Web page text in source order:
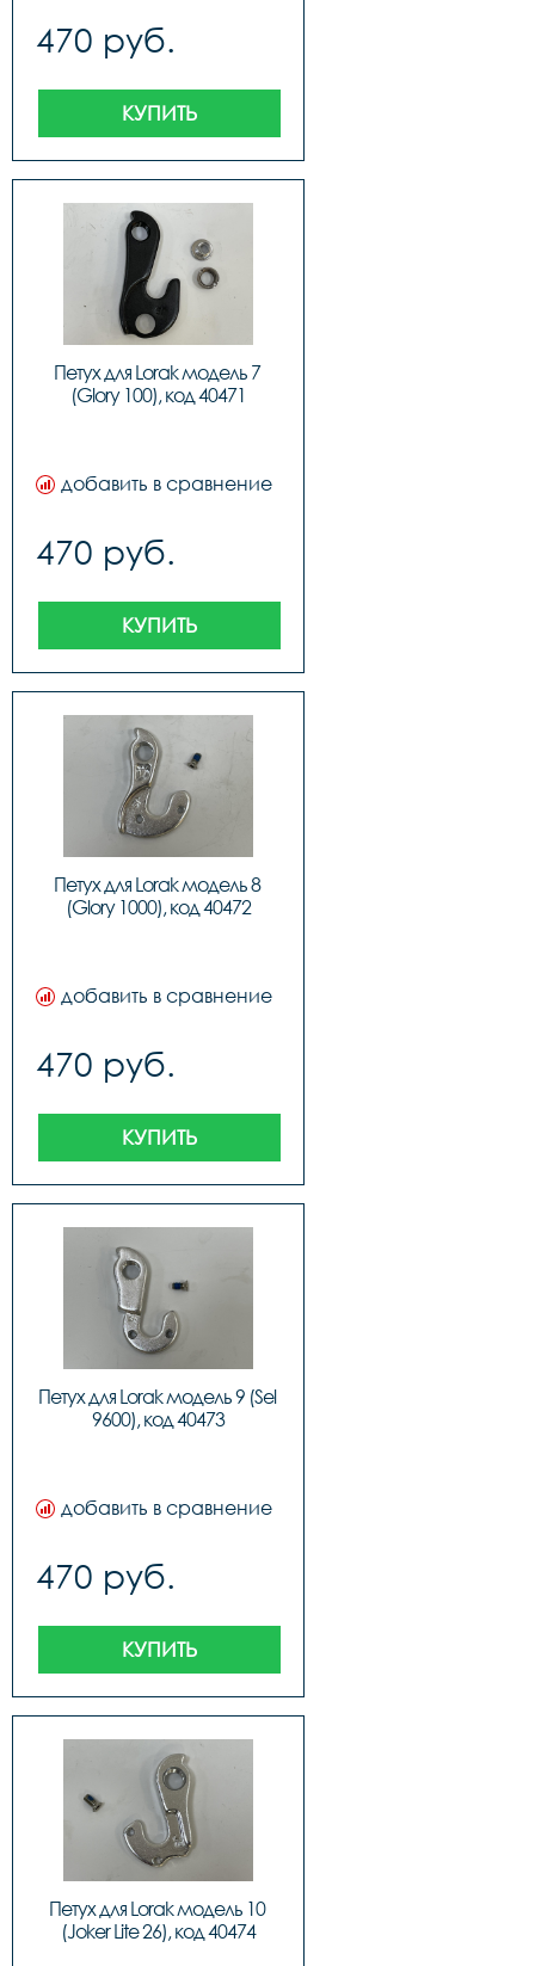
470 руб.
КУПИТЬ
Петух для Lorak модель 7
(Glory 100), код 40471
добавить в сравнение
470 руб.
КУПИТЬ
Петух для Lorak модель 8
(Glory 1000), код 40472
добавить в сравнение
470 руб.
КУПИТЬ
Петух для Lorak модель 9 (Sel
9600), код 40473
добавить в сравнение
470 руб.
КУПИТЬ
Петух для Lorak модель 10
(Joker Lite 26), код 40474